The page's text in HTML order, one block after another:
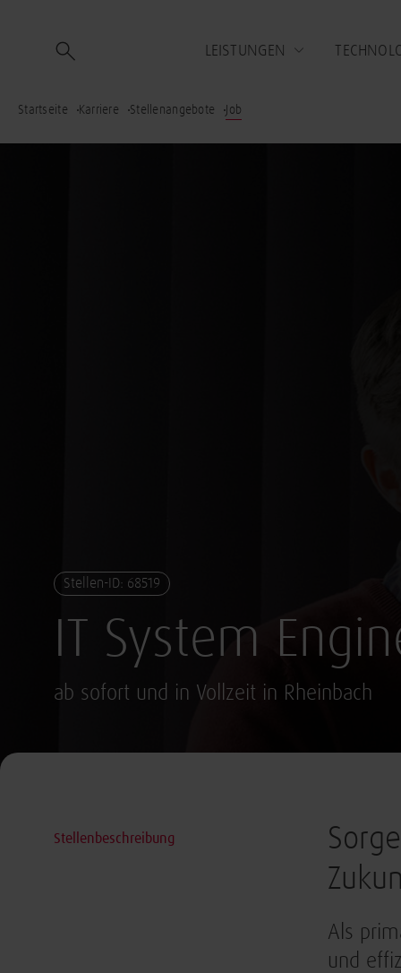
LEISTUNGEN
Startseite Karriere Stellenangebote Job
Stellen-ID: 68519
IT System
ab sofort und in Vollzeit in Rheinbach
Stellenbeschreibung
Als
und